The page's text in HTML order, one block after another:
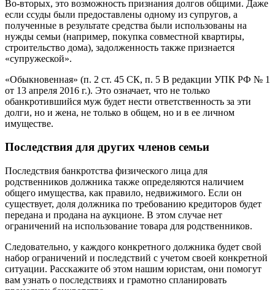
Во-вторых, это возможность признания долгов общими. Даже
если ссуды были предоставлены одному из супругов, а
полученные в результате средства были использованы на
нужды семьи (например, покупка совместной квартиры,
строительство дома), задолженность также признается
«супружеской».
«Обыкновенная» (п. 2 ст. 45 СК, п. 5 В редакции УПК РФ № 1
от 13 апреля 2016 г.). Это означает, что не только
обанкротившийся муж будет нести ответственность за эти
долги, но и жена, не только в общем, но и в ее личном
имуществе.
Последствия для других членов семьи
Последствия банкротства физического лица для
родственников должника также определяются наличием
общего имущества, как правило, недвижимого. Если он
существует, доля должника по требованию кредиторов будет
передана и продана на аукционе. В этом случае нет
ограничений на использование товара для родственников.
Следовательно, у каждого конкретного должника будет свой
набор ограничений и последствий с учетом своей конкретной
ситуации. Расскажите об этом нашим юристам, они помогут
вам узнать о последствиях и грамотно спланировать